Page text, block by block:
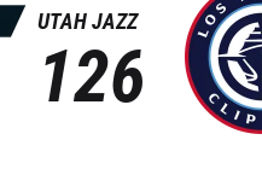
UTAH JAZZ
126